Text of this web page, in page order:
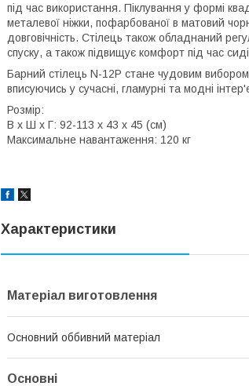
під час використання. Піклування у формі
металевої ніжки, пофарбованої в матовий
довговічність. Стілець також обладнаний
спуску, а також підвищує комфорт під час
Барний стілець N-12P стане чудовим
вписуючись у сучасні, гламурні та модні
Розмір:
В х Ш х Г: 92-113 х 43 х 45 (см)
Максимальне навантаження: 120 кг
Характеристики
Матеріал виготовлення
Основний оббивний матеріал
Основні